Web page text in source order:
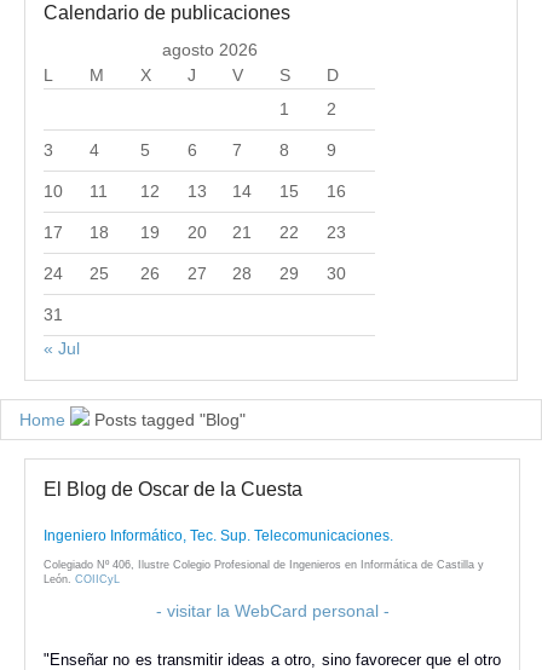
Calendario de publicaciones
agosto 2026
L
M X J V S
D
1
2
3 4 5 6 7 8 9
10 11 12 13 14 15 16
17 18 19 20 21 22 23
24 25 26 27 28 29 30
31
« Jul
Home Posts tagged "Blog"
El Blog de Oscar de la Cuesta
Ingeniero Informático, Tec. Sup. Telecomunicaciones.
Colegiado Nº 406, Ilustre Colegio Profesional de Ingenieros en Informática de Castilla y
León. COIICyL
- visitar la WebCard personal -
"Enseñar no es transmitir ideas a otro, sino favorecer que el otro